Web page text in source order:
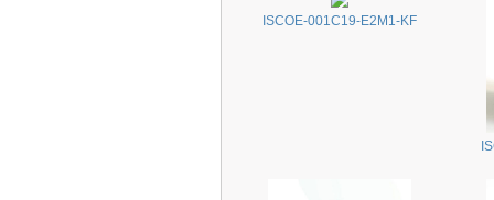
ISCOE-001C19-E2M1-KF